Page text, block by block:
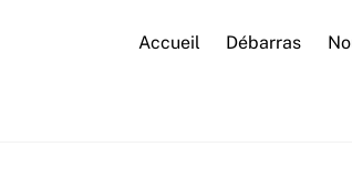
Accueil Débarras